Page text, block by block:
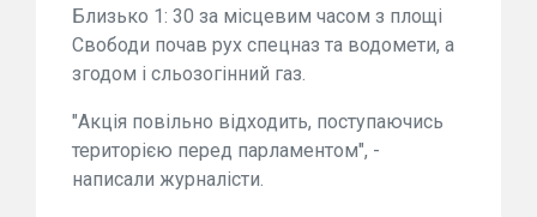
Близько 1: 30 за місцевим часом з площі
Свободи почав рух спецназ та водомети, а
згодом і сльозогінний газ.
"Акція повільно відходить, поступаючись
територією перед парламентом", -
написали журналісти.